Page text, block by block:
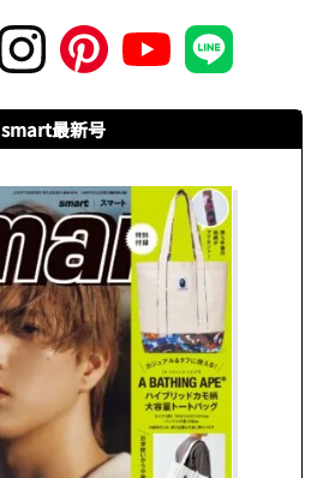
smart最新号